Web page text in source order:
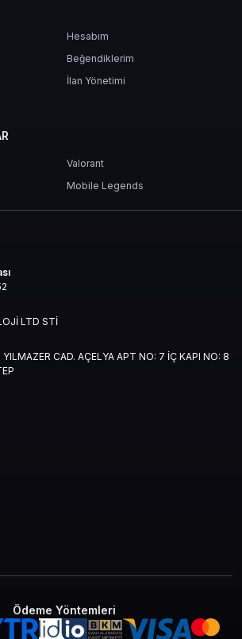
Hesabım
Beğendiklerim
İlan Yönetimi
Valorant
Mobile Legends
LTD STİ
CAD. AÇELYA APT NO: 7 İÇ KAPI NO: 8
Ödeme Yöntemleri